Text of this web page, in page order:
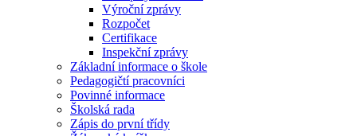
Výroční zprávy
Rozpočet
Certifikace
Inspekční zprávy
Základní informace o škole
Pedagogičtí pracovníci
Povinné informace
Školská rada
Zápis do první třídy